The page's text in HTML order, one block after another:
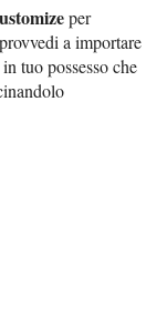
per
a importare
tuo possesso che